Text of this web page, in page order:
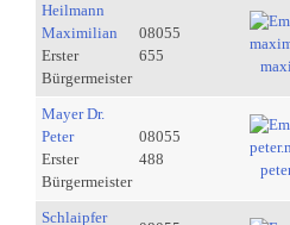
Heilmann
Maximilian
Erster
Bürgermeister
08055
655
Mayer Dr.
Peter
Erster
Bürgermeister
08055
488
Schlaipfer